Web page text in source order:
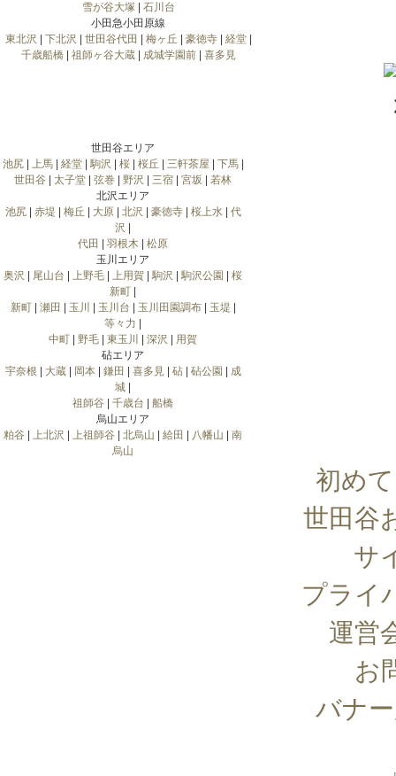
雪が谷大塚| 石川台
小田急小田原線
東北沢
下北沢 世田谷代田 梅ヶ丘 豪徳寺| 経堂|
千歳船橋| 祖師ヶ谷大蔵| 成城学園前| 喜多見
世田谷エリア
池尻| 上馬| 経堂| 駒沢 桜| 桜丘 三軒茶屋 下馬|
世田谷
太子堂 弦巻 野沢 三宿 宮坂
若林
北沢エリア
池尻| 赤堤 梅丘 大原| 北沢 豪徳寺| 桜上水| 代
沢
代田
羽根木
松原
玉川エリア
奥沢
尾山台 上野毛 上用賀 駒沢 駒沢公園
桜
新町
新町| 瀬田 玉川 玉川台 玉川田園調布| 玉堤
等々力
中町
野毛 東玉川 深沢
用賀
砧エリア
宇奈根
大蔵| 岡本| 鎌田 喜多見| 砧| 砧公園
成
城
祖師谷
千歳台
船橋
烏山エリア
粕谷
上北沢 上祖師谷 北烏山 給田 八幡山
南
烏山
初め
世田谷
サ
プライ
運営
お
バナ